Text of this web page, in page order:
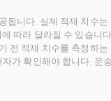
됩니다. 실제 적재 치수
따라 달라질 수 있습니
전 적재 치수를 측정하
가 확인해야 합니다. 운